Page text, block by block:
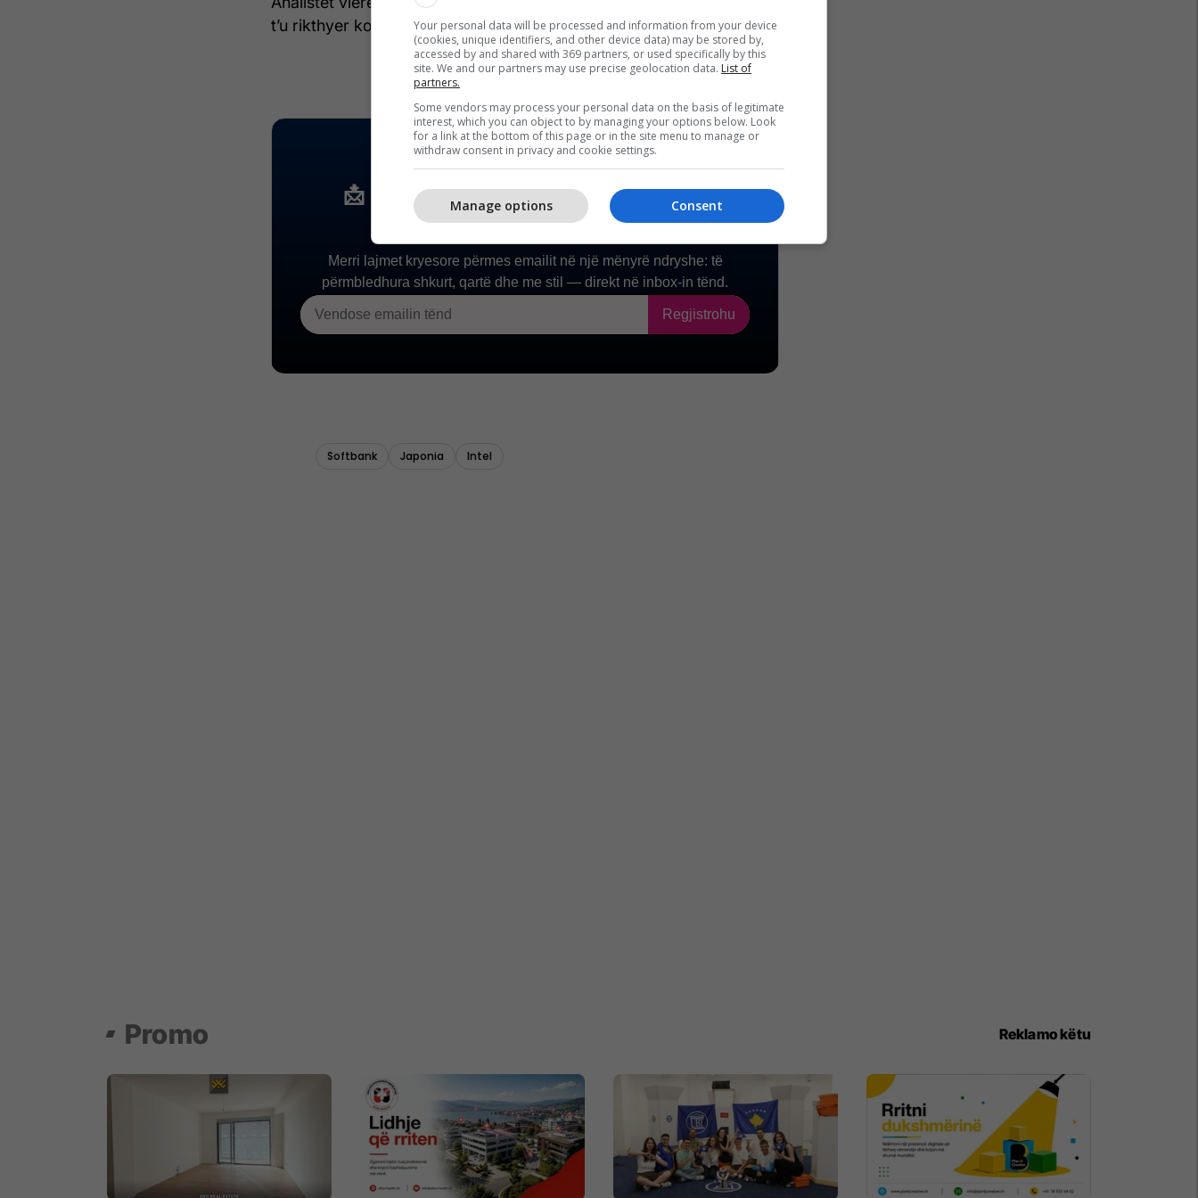
t’u rikthyer konkurrencën në tregun e çipeve. /Telegrafi/
Your personal data will be processed and information from your device
(cookies, unique identifiers, and other device data) may be stored by,
accessed by and shared with 369 partners, or used specifically by this
site. We and our partners may use precise geolocation data. List of
partners.
Some vendors may process your personal data on the basis of legitimate
interest, which you can object to by managing your options below. Look
for a link at the bottom of this page or in the site menu to manage or
withdraw consent in privacy and cookie settings.
Consent
Manage options